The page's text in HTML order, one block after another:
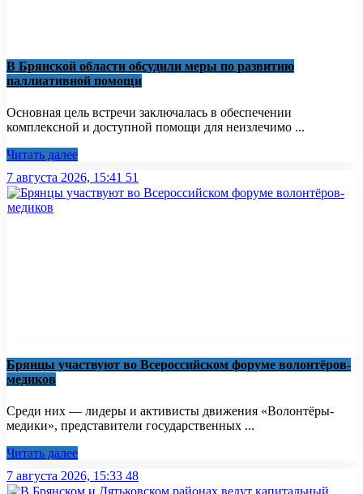
В Брянской области обсудили меры по развитию
паллиативной помощи
Основная цель встречи заключалась в обеспечении
комплексной и доступной помощи для неизлечимо ...
Читать далее
7 августа 2026, 15:41 51
Брянцы участвуют во Всероссийском форуме волонтёров-
медиков
Среди них — лидеры и активисты движения «Волонтёры-
медики», представители государственных ...
Читать далее
7 августа 2026, 15:33 48